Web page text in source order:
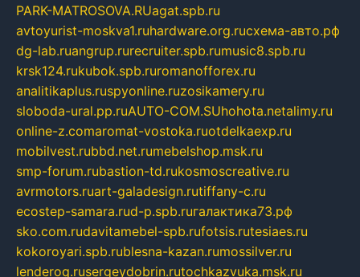
PARK-MATROSOVA.RUagat.spb.ru
avtoyurist-moskva1.ruhardware.org.ruсхема-авто.рф
dg-lab.ruangrup.rurecruiter.spb.rumusic8.spb.ru
krsk124.rukubok.spb.ruromanofforex.ru
analitikaplus.ruspyonline.ruzosikamery.ru
sloboda-ural.pp.ruAUTO-COM.SUhohota.netalimy.ru
online-z.comaromat-vostoka.ruotdelkaexp.ru
mobilvest.rubbd.net.rumebelshop.msk.ru
smp-forum.rubastion-td.rukosmoscreative.ru
avrmotors.ruart-galadesign.rutiffany-c.ru
ecostep-samara.rud-p.spb.ruгалактика73.рф
sko.com.rudavitamebel-spb.rufotsis.rutesiaes.ru
kokoroyari.spb.rublesna-kazan.rumossilver.ru
lenderoq.rusergeydobrin.rutochkazvuka.msk.ru